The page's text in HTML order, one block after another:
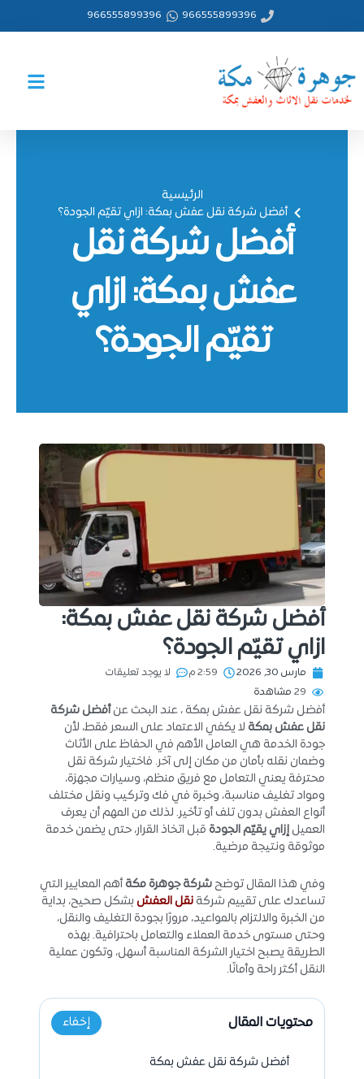
966555899396
966555899396
الرئيسية
أفضل شركة نقل عفش بمكة: ازاي تقيّم الجودة؟
أفضل شركة نقل
عفش بمكة: ازاي
تقيّم الجودة؟
أفضل شركة نقل عفش بمكة:
ازاي تقيّم الجودة؟
مارس 30, 2026 2:59 م
لا يوجد تعليقات
29 مشاهدة
أفضل شركة نقل عفش بمكة ، عند البحث عنأفضل شركة
نقل عفش بمكة لا يكفي الاعتماد على السعر فقط، لأن
جودة الخدمة هي العامل الأهم في الحفاظ على الأثاث
وضمان نقله بأمان من مكان إلى آخر. فاختيار شركة نقل
محترفة يعني التعامل مع فريق منظم، وسيارات مجهزة،
ومواد تغليف مناسبة، وخبرة في فك وتركيب ونقل مختلف
أنواع العفش بدون تلف أو تأخير. لذلك من المهم أن يعرف
العميل إزاي يقيّم الجودة قبل اتخاذ القرار، حتى يضمن خدمة
موثوقة ونتيجة مرضية.
وفي هذا المقال توضح شركة جوهرة مكة أهم المعايير التي
تساعدك على تقييم شركة نقل العفش بشكل صحيح، بداية
من الخبرة والالتزام بالمواعيد، مرورًا بجودة التغليف والنقل،
وحتى مستوى خدمة العملاء والتعامل باحترافية. بهذه
الطريقة يصبح اختيار الشركة المناسبة أسهل، وتكون عملية
النقل أكثر راحة وأمانًا.
محتويات المقال إخفاء
أفضل شركة نقل عفش بمكة